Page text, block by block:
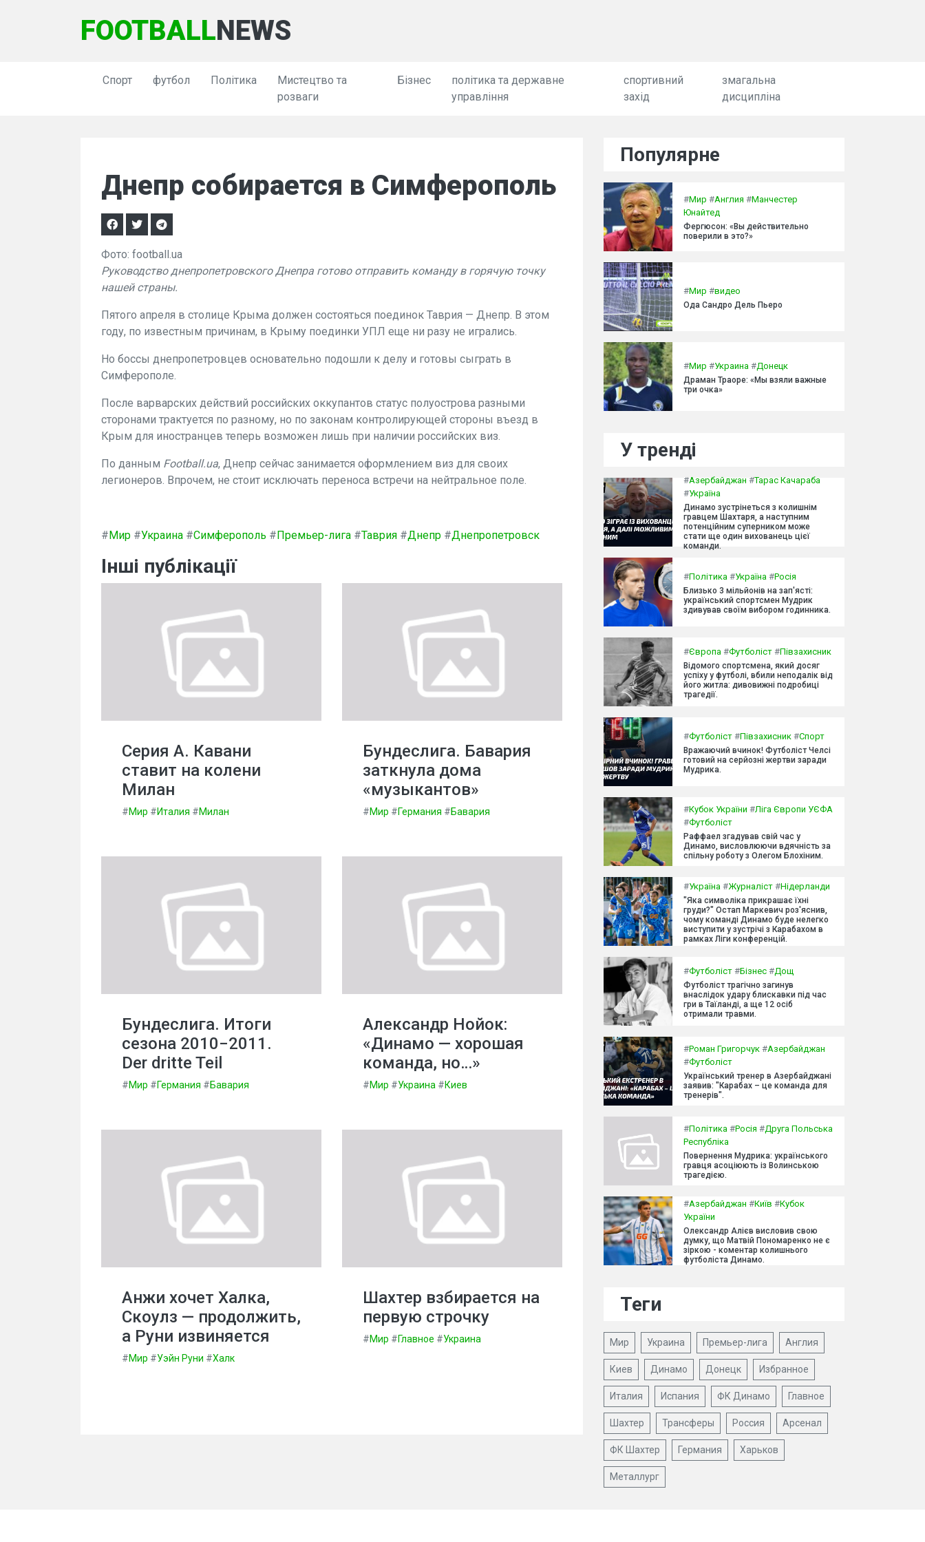
FOOTBALLNEWS
Спорт футбол Політика
Мистецтво та
розваги
Бізнес
політика та державне
управління
спортивний
захід
змагальна
дисципліна
Днепр собирается в Симферополь
Фото: football.ua
Руководство днепропетровского Днепра готово отправить команду в горячую точку
нашей страны.
Пятого апреля в столице Крыма должен состояться поединок Таврия — Днепр. В этом
году, по известным причинам, в Крыму поединки УПЛ еще ни разу не игрались.
Но боссы днепропетровцев основательно подошли к делу и готовы сыграть в
Симферополе.
После варварских действий российских оккупантов статус полуострова разными
сторонами трактуется по разному, но по законам контролирующей стороны въезд в
Крым для иностранцев теперь возможен лишь при наличии российских виз.
По данным Football.ua, Днепр сейчас занимается оформлением виз для своих
легионеров. Впрочем, не стоит исключать переноса встречи на нейтральное поле.
#Мир #Украина #Симферополь #Премьер-лига #Таврия #Днепр #Днепропетровск
Інші публікації
Серия А. Кавани
ставит на колени
Милан
#Мир #Италия #Милан
Бундеслига. Бавария
заткнула дома
«музыкантов»
#Мир #Германия #Бавария
Бундеслига. Итоги
сезона 2010−2011.
Der dritte Teil
#Мир #Германия #Бавария
Александр Нойок:
«Динамо — хорошая
команда, но…»
#Мир #Украина #Киев
Анжи хочет Халка,
Скоулз — продолжить,
а Руни извиняется
#Мир #Уэйн Руни #Халк
Шахтер взбирается на
первую строчку
#Мир #Главное #Украина
Популярне
#Мир #Англия #Манчестер
Юнайтед
Фергюсон: «Вы действительно
поверили в это?»
#Мир #видео
Ода Сандро Дель Пьеро
#Мир #Украина #Донецк
Драман Траоре: «Мы взяли важные
три очка»
У тренді
#Азербайджан #Тарас Качараба
#Україна
Динамо зустрінеться з колишнім
гравцем Шахтаря, а наступним
потенційним суперником може
стати ще один вихованець цієї
команди.
#Політика #Україна #Росія
Близько 3 мільйонів на зап'ясті:
український спортсмен Мудрик
здивував своїм вибором годинника.
#Європа #Футболіст #Півзахисник
Відомого спортсмена, який досяг
успіху у футболі, вбили неподалік від
його житла: дивовижні подробиці
трагедії.
#Футболіст #Півзахисник #Спорт
Вражаючий вчинок! Футболіст Челсі
готовий на серйозні жертви заради
Мудрика.
#Кубок України #Ліга Європи УЄФА
#Футболіст
Раффаел згадував свій час у
Динамо, висловлюючи вдячність за
спільну роботу з Олегом Блохіним.
#Україна #Журналіст #Нідерланди
"Яка символіка прикрашає їхні
груди?" Остап Маркевич роз'яснив,
чому команді Динамо буде нелегко
виступити у зустрічі з Карабахом в
рамках Ліги конференцій.
#Футболіст #Бізнес #Дощ
Футболіст трагічно загинув
внаслідок удару блискавки під час
гри в Таїланді, а ще 12 осіб
отримали травми.
#Роман Григорчук #Азербайджан
#Футболіст
Український тренер в Азербайджані
заявив: "Карабах – це команда для
тренерів".
#Політика #Росія #Друга Польська
Республіка
Повернення Мудрика: українського
гравця асоціюють із Волинською
трагедією.
#Азербайджан #Київ #Кубок
України
Олександр Алієв висловив свою
думку, що Матвій Пономаренко не є
зіркою - коментар колишнього
футболіста Динамо.
Теги
Мир Украина Премьер-лига Англия
Киев Динамо Донецк Избранное
Италия Испания ФК Динамо Главное
Шахтер Трансферы Россия Арсенал
ФК Шахтер Германия Харьков
Металлург